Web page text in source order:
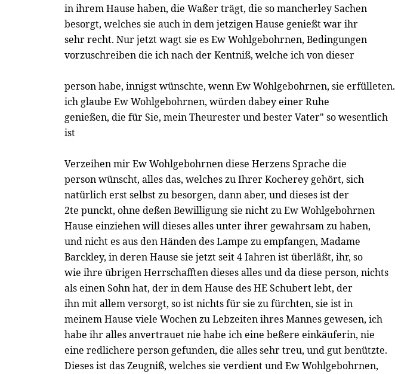
in ihrem Hause haben, die Waßer trägt, die so mancherley Sachen
besorgt, welches sie auch in dem jetzigen Hause genießt war ihr
sehr recht. Nur jetzt wagt sie es Ew Wohlgebohrnen, Bedingungen
vorzuschreiben die ich nach der Kentniß, welche ich von dieser
person habe, innigst wünschte, wenn Ew Wohlgebohrnen, sie erfülleten.
ich glaube Ew Wohlgebohrnen, würden dabey einer Ruhe
genießen, die für Sie, mein Theurester und bester Vater" so wesentlich
ist
Verzeihen mir Ew Wohlgebohrnen diese Herzens Sprache die
person wünscht, alles das, welches zu Ihrer Kocherey gehört, sich
natürlich erst selbst zu besorgen, dann aber, und dieses ist der
2te punckt, ohne deßen Bewilligung sie nicht zu Ew Wohlgebohrnen
Hause einziehen will dieses alles unter ihrer gewahrsam zu haben,
und nicht es aus den Händen des Lampe zu empfangen, Madame
Barckley, in deren Hause sie jetzt seit 4 Iahren ist überläßt, ihr, so
wie ihre übrigen Herrschafften dieses alles und da diese person, nichts
als einen Sohn hat, der in dem Hause des HE Schubert lebt, der
ihn mit allem versorgt, so ist nichts für sie zu fürchten, sie ist in
meinem Hause viele Wochen zu Lebzeiten ihres Mannes gewesen, ich
habe ihr alles anvertrauet nie habe ich eine beßere einkäuferin, nie
eine redlichere person gefunden, die alles sehr treu, und gut benützte.
Dieses ist das Zeugniß, welches sie verdient und Ew Wohlgebohrnen,